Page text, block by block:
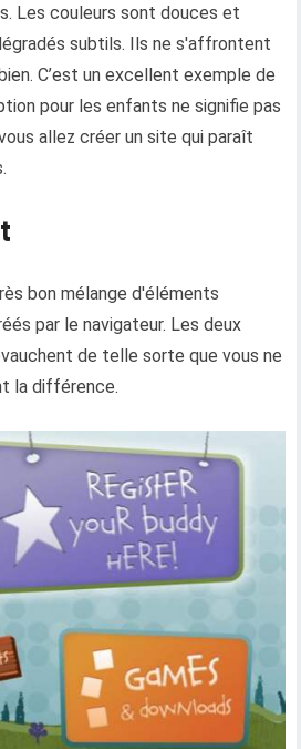
Les couleurs sont douces et
subtils. Ils ne s'affrontent
C’est un excellent exemple de
pour les enfants ne signifie pas
allez créer un site qui paraît
bon mélange d'éléments
par le navigateur. Les deux
de telle sorte que vous ne
la différence.